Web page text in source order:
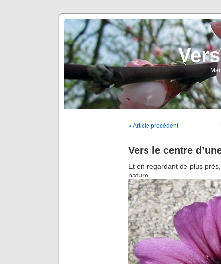
« Article précédent
Vers le centre
Et en regardant de plus